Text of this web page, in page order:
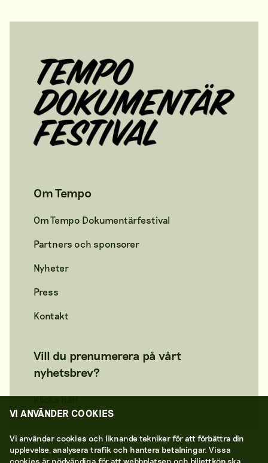
Om Tempo
Om Tempo Dokumentärfestival
Partners och sponsorer
Nyheter
Press
Kontakt
Vill du prenumerera på vårt
nyhetsbrev?
Klicka här!
2026 © TEMPO DOKUMENTÄRFESTIVAL
VI ANVÄNDER COOKIES
Vi använder cookies och liknande tekniker för att förbättra din
upplevelse, analysera trafik och hantera betalningar. Vissa
cookies är nödvändiga för att webbplatsen och biljettköp ska